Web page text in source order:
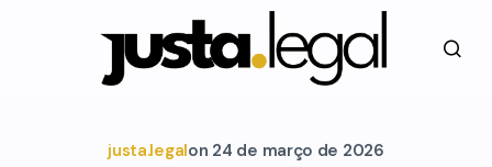
justa.legalon 24 de março de 2026